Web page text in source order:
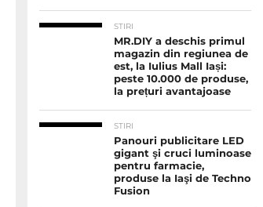
STIRI
MR.DIY a deschis primul
magazin din regiunea de
est, la Iulius Mall Iași:
peste 10.000 de produse,
la prețuri avantajoase
STIRI
Panouri publicitare LED
gigant şi cruci luminoase
pentru farmacie,
produse la Iaşi de Techno
Fusion